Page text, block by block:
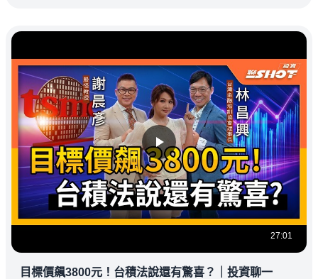
27:01
目標價飆3800元！台積法說還有驚喜？｜投資聊一